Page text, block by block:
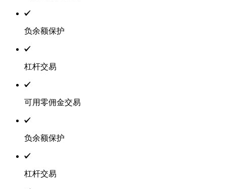
负余额保护
杠杆交易
可用零佣金交易
负余额保护
杠杆交易